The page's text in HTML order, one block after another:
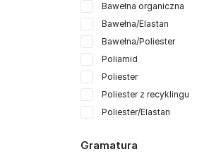
Bawełna organiczna
Bawełna/Elastan
Bawełna/Poliester
Poliamid
Poliester
Poliester z recyklingu
Poliester/Elastan
Gramatura